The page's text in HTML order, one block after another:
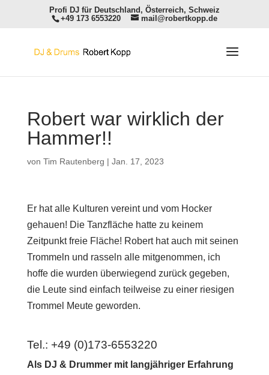
Profi DJ für Deutschland, Österreich, Schweiz
+49 173 6553220
mail@robertkopp.de
Robert war wirklich der
Hammer!!
von Tim Rautenberg | Jan. 17, 2023
Er hat alle Kulturen vereint und vom Hocker
gehauen! Die Tanzfläche hatte zu keinem
Zeitpunkt freie Fläche! Robert hat auch mit seinen
Trommeln und rasseln alle mitgenommen, ich
hoffe die wurden überwiegend zurück gegeben,
die Leute sind einfach teilweise zu einer riesigen
Trommel Meute geworden.
Tel.: +49 (0)173-6553220
Als DJ & Drummer mit langjähriger Erfahrung